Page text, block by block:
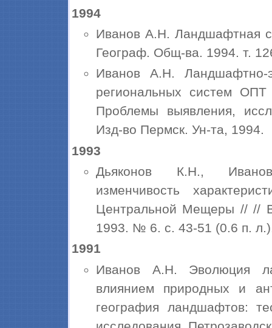
1994
Иванов А.Н. Ландшафтная
Географ. Общ-ва. 1994. т.
Иванов А.Н. Ландшафтно-
региональных систем
Проблемы выявления,
Изд-во Пермск. Ун-та, 1994.
1993
Дьяконов К.Н., Иванов
изменчивость
Центральной Мещеры // //
1993. № 6. с. 43-51 (0.6 п.
1991
Иванов А.Н. Эволюция
влиянием природных и
география ландшафтов: